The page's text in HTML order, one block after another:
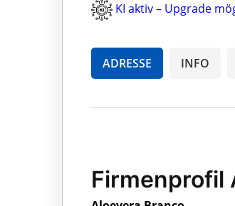
KI aktiv – Upgrade
ADRESSE INFO
Firmenprofil